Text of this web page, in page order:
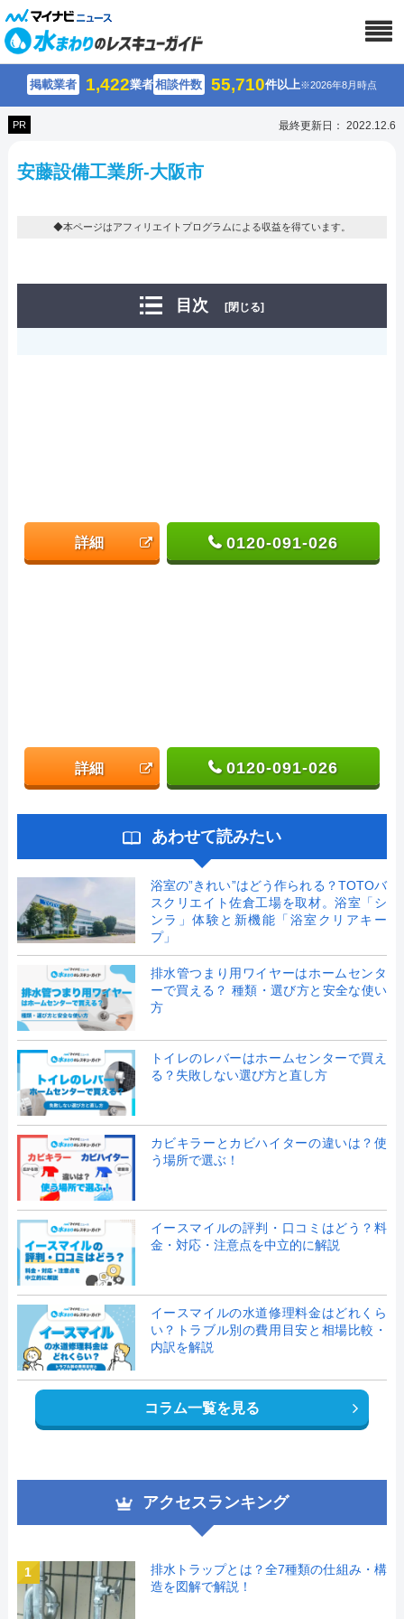
掲載業者 1,422業者相談件数 55,710件以上※2026年8月時点
PR 最終更新日： 2022.12.6
安藤設備工業所-大阪市
◆本ページはアフィリエイトプログラムによる収益を得ています。
目次 [閉じる]
詳細 0120-091-026
詳細 0120-091-026
あわせて読みたい
浴室の”きれい”はどう作られる？TOTOバ
スクリエイト佐倉工場を取材。浴室「シ
ンラ」体験と新機能「浴室クリアキー
プ」
排水管つまり用ワイヤーはホームセンタ
ーで買える？ 種類・選び方と安全な使い
方
トイレのレバーはホームセンターで買え
る？失敗しない選び方と直し方
カビキラーとカビハイターの違いは？使
う場所で選ぶ！
イースマイルの評判・口コミはどう？料
金・対応・注意点を中立的に解説
イースマイルの水道修理料金はどれくら
い？トラブル別の費用目安と相場比較・
内訳を解説
コラム一覧を見る
アクセスランキング
1
排水トラップとは？全7種類の仕組み・構
造を図解で解説！